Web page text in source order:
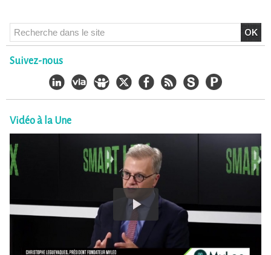
Suivez-nous
Vidéo à la Une